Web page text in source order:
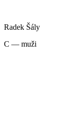
Radek Šály
C — muži